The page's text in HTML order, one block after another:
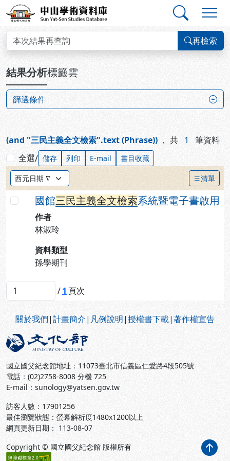
跳到主要內容
中山學術資料庫
查詢結果
再檢索
結果分析標籤雲
篩選條件
(and "三民主義全文檢索".text (Phrase)) ， 共 1
筆資料
全選/ 儲存 列印 E-mail 書目收藏
排序方式： 清單
勾選
國館三民主義全文檢索系統暨電子書啟用
作者
林淑玲
資料類型
孫學期刊
/1 頁次
關於我們|計畫簡介| 凡例說明|授權書下載|著作權宣告
國立國父紀念館地址：11073臺北市信義區仁愛路4段505號
電話：(02)2758-8008 分機 725
E-mail：sunology@yatsen.gov.tw
訪客人數： 17901256
最佳瀏覽狀態：螢幕解析度1480x1200以上
網頁更新日期： 113-08-07
Copyright © 國立國父紀念館 版權所有